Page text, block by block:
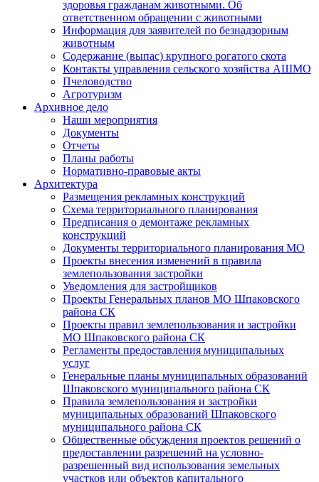
здоровья гражданам животными. Об
ответственном обращении с животными
Информация для заявителей по безнадзорным
животным
Содержание (выпас) крупного рогатого скота
Контакты управления сельского хозяйства АШМО
Пчеловодство
Агротуризм
Архивное дело
Наши мероприятия
Документы
Отчеты
Планы работы
Нормативно-правовые акты
Архитектура
Размещения рекламных конструкций
Схема территориального планирования
Предписания о демонтаже рекламных
конструкций
Документы территориального планирования МО
Проекты внесения изменений в правила
землепользования застройки
Уведомления для застройщиков
Проекты Генеральных планов МО Шпаковского
района СК
Проекты правил землепользования и застройки
МО Шпаковского района СК
Регламенты предоставления муниципальных
услуг
Генеральные планы муниципальных образований
Шпаковского муниципального района СК
Правила землепользования и застройки
муниципальных образований Шпаковского
муниципального района СК
Общественные обсуждения проектов решений о
предоставлении разрешений на условно-
разрешенный вид использования земельных
участков или объектов капитального